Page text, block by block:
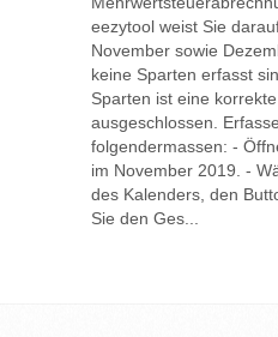
eezytool weist Sie
November sowie
keine Sparten erfasst
Sparten ist eine
ausgeschlossen.
folgendermassen: -
im November 2019. -
des Kalenders, den
Sie den Ges...